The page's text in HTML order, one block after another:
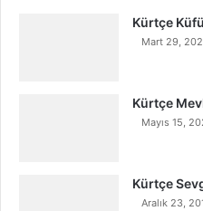
Kürtçe
Mart 29,
Kürtçe
Mayıs 15,
Kürtçe
Aralık 23,